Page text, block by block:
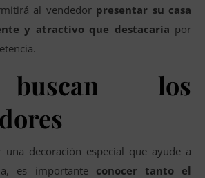
al vendedor presentar su casa
y atractivo que destacaría por
los
decoración especial que ayude a
es importante conocer tanto el